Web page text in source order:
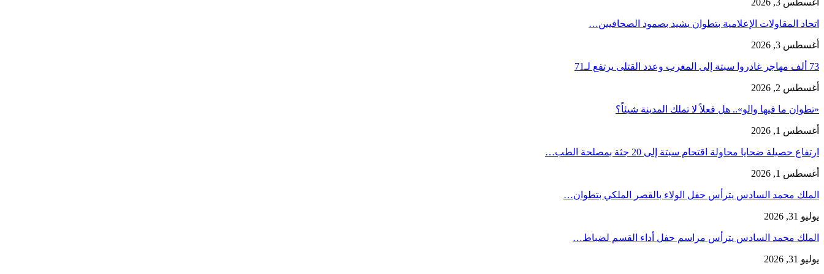
اتحاد المقاولات الإعلامية بتطوان يشيد بصمود الصحافيين…
أغسطس 3, 2026
73 ألف مهاجر غادروا سبتة إلى المغرب وعدد القتلى يرتفع لـ71
أغسطس 2, 2026
«تطوان ما فيها والو».. هل فعلاً لا تملك المدينة شيئاً؟
أغسطس 1, 2026
ارتفاع حصيلة ضحايا محاولة اقتحام سبتة إلى 20 جثة بمصلحة الطب…
أغسطس 1, 2026
الملك محمد السادس يترأس حفل الولاء بالقصر الملكي بتطوان…
يوليو 31, 2026
الملك محمد السادس يترأس مراسم حفل أداء القسم لضباط…
يوليو 31, 2026